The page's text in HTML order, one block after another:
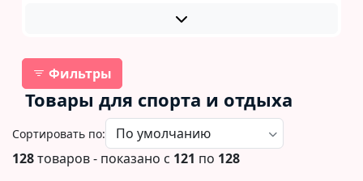
Фильтры
Товары для спорта и отдыха
Сортировать по:
128товаров - показано с 121 по 128